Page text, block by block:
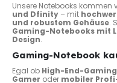
Unsere Notebooks kommen
und Dfinity – mit
und robustem Gehäuse.
Gaming-Notebooks mit
Design.
Gaming-Notebook
Egal ob High-End-
Gamer oder mobiler